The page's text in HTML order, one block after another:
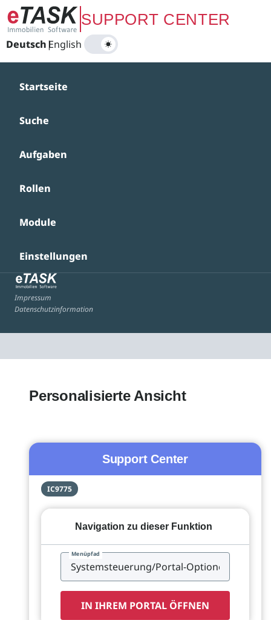
Zum Hauptinhalt springenSUPPORT CENTER
Deutsch|
English
Startseite
Suche
Aufgaben
Rollen
Module
Einstellungen
Impressum
Datenschutzinformation
Personalisierte Ansicht
Support Center
IC9775
Navigation zu dieser Funktion
Menüpfad
IN IHREM PORTAL ÖFFNEN